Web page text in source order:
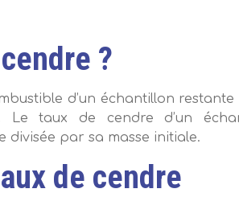
?
d’un échantillon restante
taux de cendre d’un
divisée par sa masse initiale.
de cendre